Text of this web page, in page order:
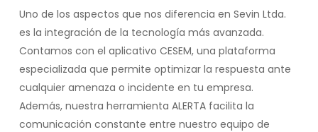
Uno de los aspectos que nos diferencia en Sevin Ltda.
es la integración de la tecnología más avanzada.
Contamos con el aplicativo CESEM, una plataforma
especializada que permite optimizar la respuesta ante
cualquier amenaza o incidente en tu empresa.
Además, nuestra herramienta ALERTA facilita la
comunicación constante entre nuestro equipo de